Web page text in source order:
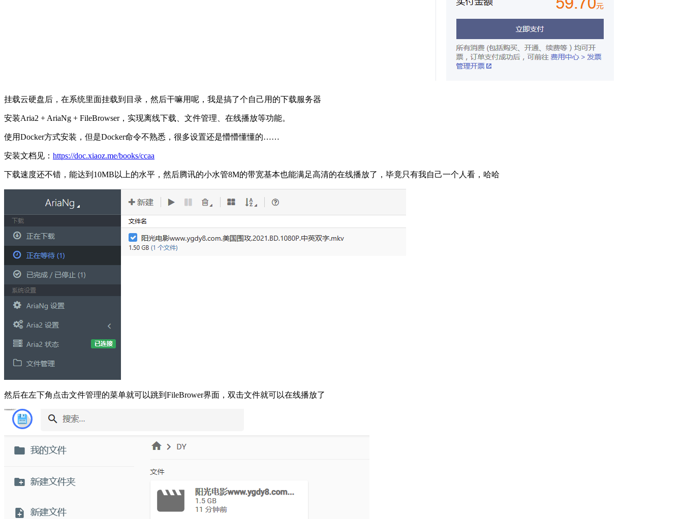
挂载云硬盘后，在系统里面挂载到目录，然后干嘛用呢，我是搞了个自己用的下载服务器
安装Aria2 + AriaNg + FileBrowser，实现离线下载、文件管理、在线播放等功能。
使用Docker方式安装，但是Docker命令不熟悉，很多设置还是懵懵懂懂的……
安装文档见： https://doc.xiaoz.me/books/ccaa
下载速度还不错，能达到10MB以上的水平，然后腾讯的小水管8M的带宽基本也能满足高清的在线播放了，毕竟只有我自己一个人看，哈哈
然后在左下角点击文件管理的菜单就可以跳到FileBrower界面，双击文件就可以在线播放了